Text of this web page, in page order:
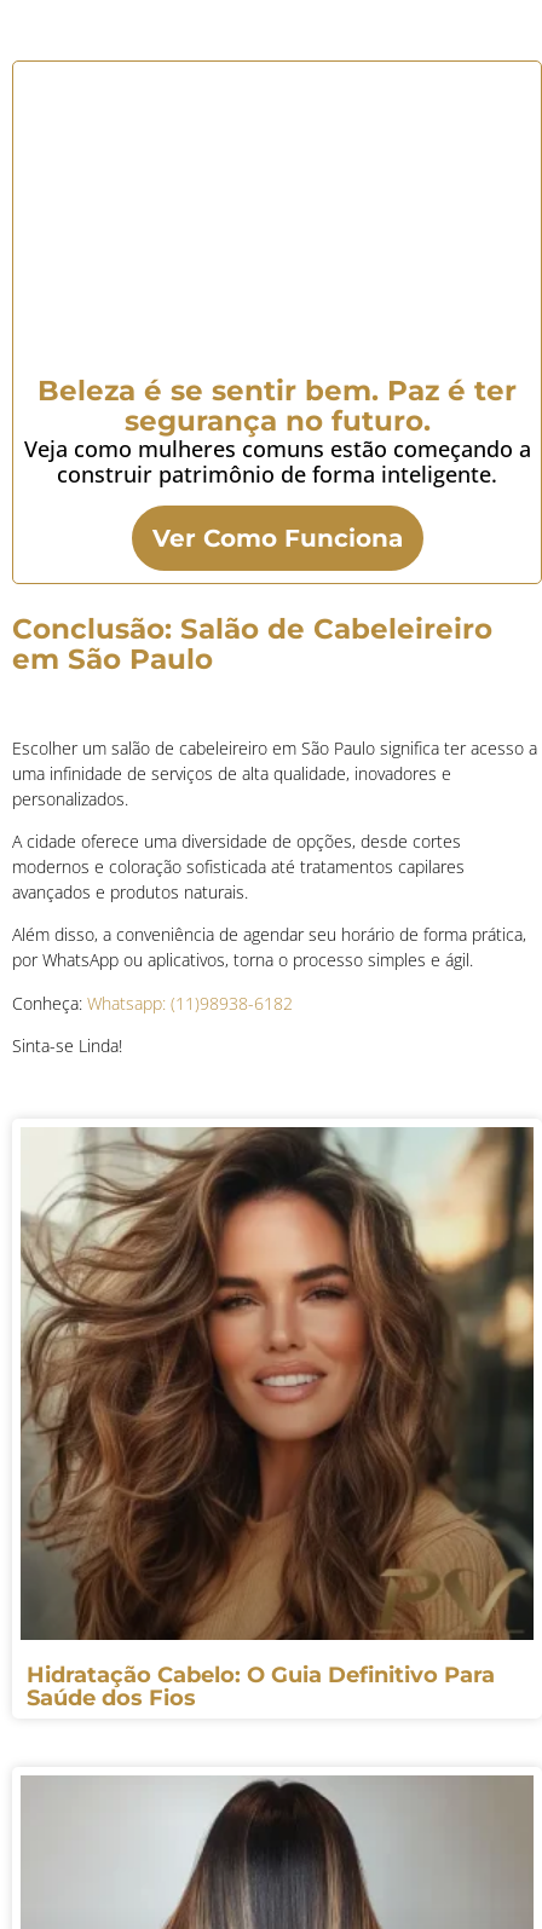
Beleza é se sentir bem. Paz é ter
segurança no futuro.
Veja como mulheres comuns estão começando a
construir patrimônio de forma inteligente.
Ver Como Funciona
Conclusão: Salão de Cabeleireiro
em São Paulo
Escolher um salão de cabeleireiro em São Paulo significa ter acesso a
uma infinidade de serviços de alta qualidade, inovadores e
personalizados.
A cidade oferece uma diversidade de opções, desde cortes
modernos e coloração sofisticada até tratamentos capilares
avançados e produtos naturais.
Além disso, a conveniência de agendar seu horário de forma prática,
por WhatsApp ou aplicativos, torna o processo simples e ágil.
Conheça: Whatsapp: (11)98938-6182
Sinta-se Linda!
Hidratação Cabelo: O Guia Definitivo Para
Saúde dos Fios